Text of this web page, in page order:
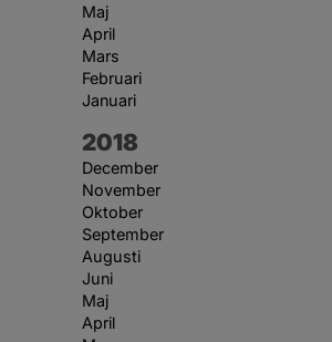
Maj
April
Mars
Februari
Januari
År:
2018
December
November
Oktober
September
Augusti
Juni
Maj
April